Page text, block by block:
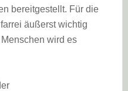
bereitgestellt. Für die
äußerst wichtig
wird es